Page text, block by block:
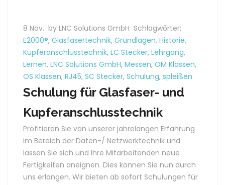
8 Nov. by LNC Solutions GmbH Schlagwörter:
E2000®, Glasfasertechnik, Grundlagen, Historie,
Kupferanschlusstechnik, LC Stecker, Lehrgang,
Lernen, LNC Solutions GmbH, Messen, OM Klassen,
OS Klassen, RJ45, SC Stecker, Schulung, spleißen
Schulung für Glasfaser- und
Kupferanschlusstechnik
Profitieren Sie von unserer jahrelangen Erfahrung
im Bereich der Daten-/ Netzwerktechnik und
lassen Sie sich und Ihre Mitarbeitenden neue
Fertigkeiten aneignen. Dies können Sie nun durch
uns erlangen. Wir bieten ab sofort Schulungen für